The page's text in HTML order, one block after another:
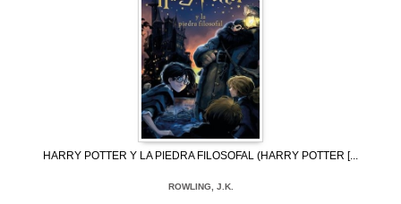
HARRY POTTER Y LA PIEDRA FILOSOFAL (HARRY POTTER [...
ROWLING, J.K.